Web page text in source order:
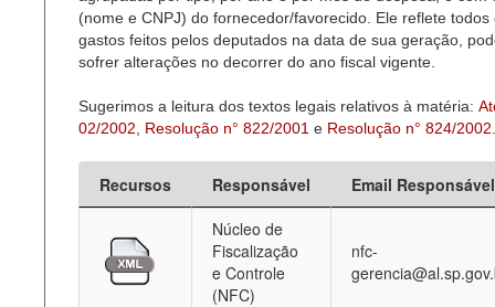
(nome e CNPJ) do fornecedor/favorecido. Ele reflete todos
gastos feitos pelos deputados na data de sua geração,
sofrer alterações no decorrer do ano fiscal vigente.
Sugerimos a leitura dos textos legais relativos à matéria:
02/2002
Resolução n° 822/2001 e Resolução n° 824/2002
Recursos Responsável
Email Responsável
Núcleo de
Fiscalização
e Controle
(NFC)
nfc-